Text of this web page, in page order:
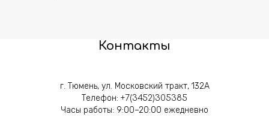
Контакты
г. Тюмень, ул. Московский тракт, 132А
Телефон: +7(3452)305385
Часы работы: 9:00–20:00 ежедневно